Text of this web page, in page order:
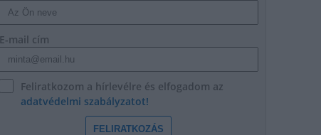
E-mail cím
Feliratkozom a hírlevélre és elfogadom az
adatvédelmi szabályzatot!
FELIRATKOZÁS